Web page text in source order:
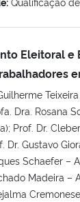
Eleitoral e
Dra. Rosana
Prof. Dr.
Dr. Gustavo
Schaefer –
Madeira –